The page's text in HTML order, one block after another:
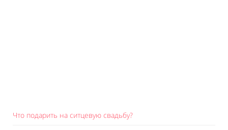
Что подарить на ситцевую свадьбу?